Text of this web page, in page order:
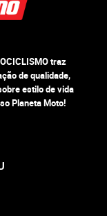
traz
de qualidade,
estilo de vida
Planeta Moto!